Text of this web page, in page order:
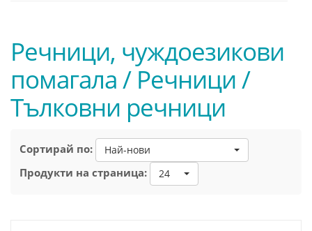
Речници, чуждоезикови
помагала / Речници /
Тълковни речници
Сортирай по: Най-нови
Продукти на страница: 24